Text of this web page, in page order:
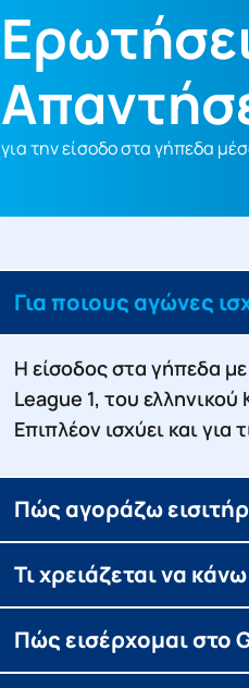
για την είσοδο στα γήπεδα
Για ποιους αγώνες
Η είσοδος στα γήπεδα
League 1, του
Επιπλέον ισχύει και
Πώς αγοράζω
Τι χρειάζεται να
Πώς εισέρχομαι στο